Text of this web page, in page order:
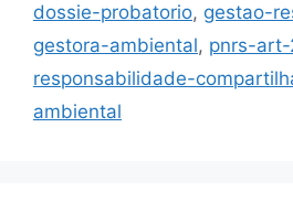
dossie-probatorio, gestao-
gestora-ambiental, pnrs-art-
responsabilidade-
ambiental